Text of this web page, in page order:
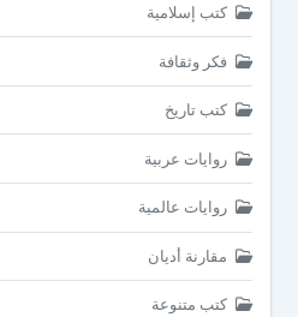
كتب إسلامية
فكر وثقافة
كتب تاريخ
روايات عربية
روايات عالمية
مقارنة أديان
كتب متنوعة